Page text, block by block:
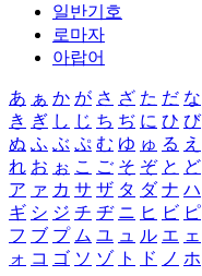
일반기호
로마자
아랍어
あ ぁ か が さ ざ た だ な
き ぎ し じ ち ぢ に ひ び
ぬ ふ ぶ ぷ む ゆ ゅ る え
れ お ぉ こ ご そ ぞ と ど
ア ァ カ サ ザ タ ダ ナ ハ
ギ シ ジ チ ヂ ニ ヒ ビ ピ
フ ブ プ ム ユ ュ ル エ ェ
ォ コ ゴ ソ ゾ ト ド ノ ホ